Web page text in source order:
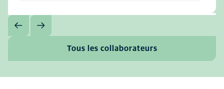
Tous les collaborateurs